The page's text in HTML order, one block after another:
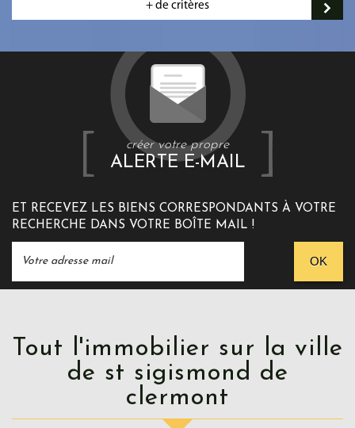
+ de critères
créer votre propre
ALERTE E-MAIL
ET RECEVEZ LES BIENS CORRESPONDANTS À VOTRE
RECHERCHE DANS VOTRE BOÎTE MAIL !
OK
Tout l'immobilier sur la ville
de st sigismond de
clermont